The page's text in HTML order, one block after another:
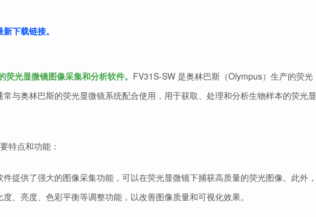
下载链接。
光显微镜图像采集和分析软件。 FV31S-SW 是奥林巴斯（Olympus）生产的荧光
与奥林巴斯的荧光显微镜系统配合使用，用于获取、处理和分析生物样本的荧光显
特点和功能：
提供了强大的图像采集功能，可以在荧光显微镜下捕获高质量的荧光图像。此外，
、亮度、色彩平衡等调整功能，以改善图像质量和可视化效果。